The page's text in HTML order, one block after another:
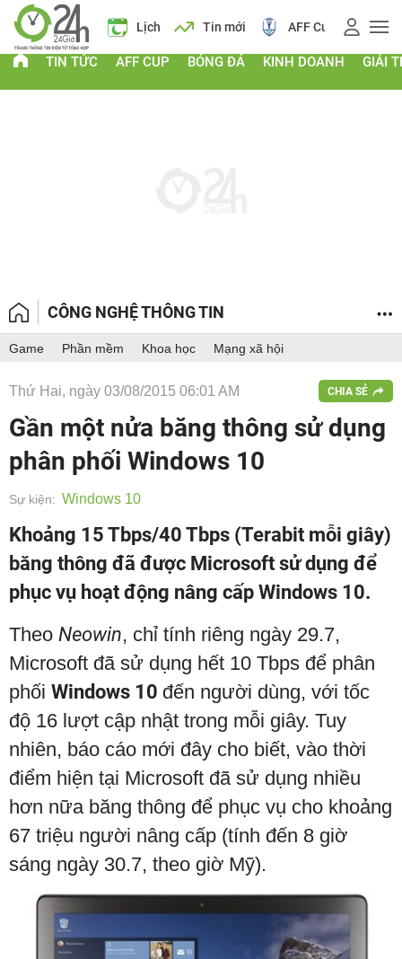
Lịch Tin mới AFF Cup Điểm chuẩn 2026
TIN TỨC AFF CUP BÓNG ĐÁ KINH DOANH GIẢI
CÔNG NGHỆ THÔNG TIN
Game Phần mềm Khoa học Mạng xã hội
Thứ Hai, ngày 03/08/2015 06:01 AM CHIA SẺ
Gần một nửa băng thông sử dụng
phân phối Windows 10
Sự kiện: Windows 10
Khoảng 15 Tbps/40 Tbps (Terabit mỗi giây)
băng thông đã được Microsoft sử dụng để
phục vụ hoạt động nâng cấp Windows 10.
Theo Neowin, chỉ tính riêng ngày 29.7,
Microsoft đã sử dụng hết 10 Tbps để phân
phối Windows 10 đến người dùng, với tốc
độ 16 lượt cập nhật trong mỗi giây. Tuy
nhiên, báo cáo mới đây cho biết, vào thời
điểm hiện tại Microsoft đã sử dụng nhiều
hơn nữa băng thông để phục vụ cho khoảng
67 triệu người nâng cấp (tính đến 8 giờ
sáng ngày 30.7, theo giờ Mỹ).